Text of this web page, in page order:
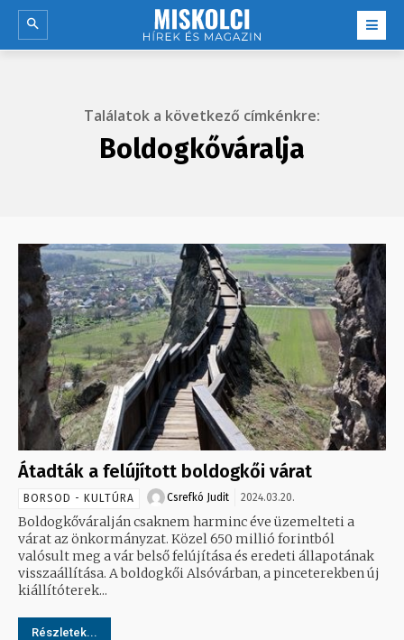
Találatok a következő címkénkre:
Boldogkőváralja
Átadták a felújított boldogkői várat
BORSOD - KULTÚRA Csrefkó Judit 2024.03.20.
Boldogkőváralján csaknem harminc éve üzemelteti a
várat az önkormányzat. Közel 650 millió forintból
valósult meg a vár belső felújítása és eredeti állapotának
visszaállítása. A boldogkői Alsóvárban, a pinceterekben új
kiállítóterek...
Részletek...